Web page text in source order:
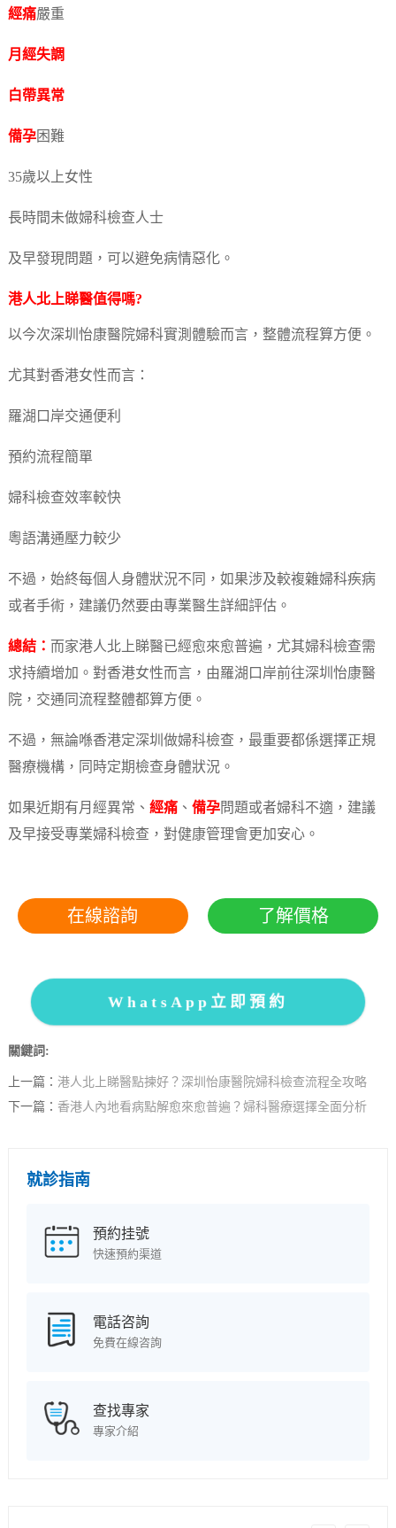
經痛嚴重
月經失調
白帶異常
備孕困難
35歲以上女性
長時間未做婦科檢查人士
及早發現問題，可以避免病情惡化。
港人北上睇醫值得嗎?
以今次深圳怡康醫院婦科實測體驗而言，整體流程算方便。
尤其對香港女性而言：
羅湖口岸交通便利
預約流程簡單
婦科檢查效率較快
粵語溝通壓力較少
不過，始終每個人身體狀況不同，如果涉及較複雜婦科疾病
或者手術，建議仍然要由專業醫生詳細評估。
總結： 而家港人北上睇醫已經愈來愈普遍，尤其婦科檢查需
求持續增加。對香港女性而言，由羅湖口岸前往深圳怡康醫
院，交通同流程整體都算方便。
不過，無論喺香港定深圳做婦科檢查，最重要都係選擇正規
醫療機構，同時定期檢查身體狀況。
如果近期有月經異常、 經痛、 備孕問題或者婦科不適，建議
及早接受專業婦科檢查，對健康管理會更加安心。
在線諮詢 了解價格
WhatsApp立即預約
關鍵詞:
上一篇： 港人北上睇醫點揀好？深圳怡康醫院婦科檢查流程全攻略
下一篇： 香港人內地看病點解愈來愈普遍？婦科醫療選擇全面分析
就診指南
預約挂號
快速預約渠道
電話咨詢
免費在線咨詢
查找專家
專家介紹